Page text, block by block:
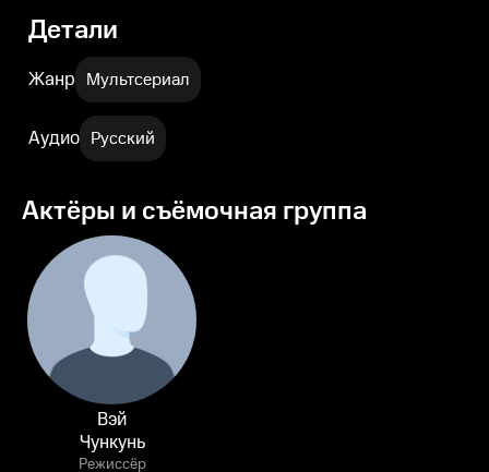
Детали
Жанр Мультсериал
Аудио Русский
Актёры и съёмочная группа
Вэй
Чункунь
Режиссёр